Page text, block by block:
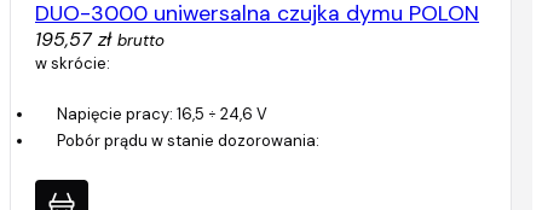
DUO-3000 uniwersalna czujka dymu POLON
195,57 zł brutto
w skrócie:
Napięcie pracy: 16,5 ÷ 24,6 V
Pobór prądu w stanie dozorowania: